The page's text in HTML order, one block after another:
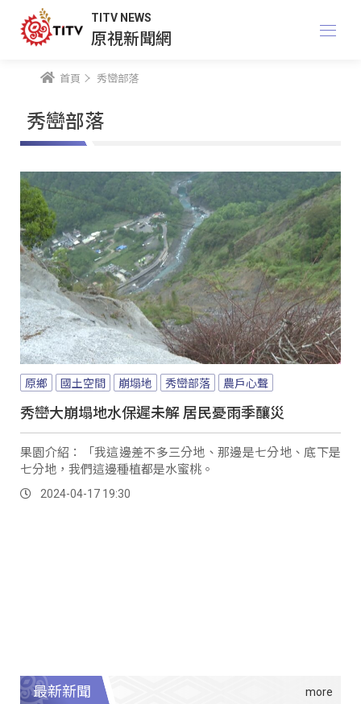
TITV NEWS
原視新聞網
首頁 秀巒部落
秀巒部落
原鄉 國土空間 崩塌地 秀巒部落 農戶心聲
秀巒大崩塌地水保遲未解 居民憂雨季釀災
果園介紹：「我這邊差不多三分地、那邊是七分地、底下是
七分地，我們這邊種植都是水蜜桃。
2024-04-17 19:30
最新新聞